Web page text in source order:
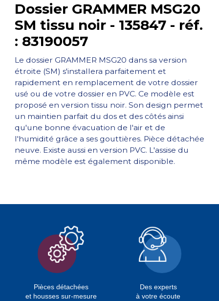
Dossier GRAMMER MSG20
SM tissu noir - 135847 - réf.
: 83190057
Le dossier GRAMMER MSG20 dans sa version
étroite (SM) s'installera parfaitement et
rapidement en remplacement de votre dossier
usé ou de votre dossier en PVC. Ce modèle est
proposé en version tissu noir. Son design permet
un maintien parfait du dos et des côtés ainsi
qu'une bonne évacuation de l'air et de
l'humidité grâce a ses gouttières. Pièce détachée
neuve. Existe aussi en version PVC. L'assise du
même modèle est également disponible.
Pièces détachées
et housses sur-mesure
Des experts
à votre écoute